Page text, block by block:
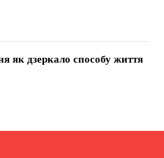
як дзеркало способу життя